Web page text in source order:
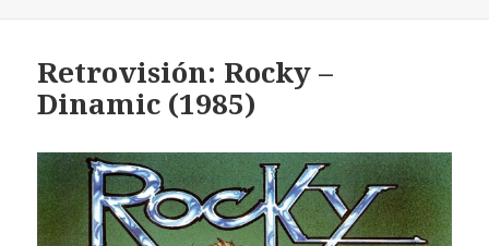
Retrovisión: Rocky –
Dinamic (1985)